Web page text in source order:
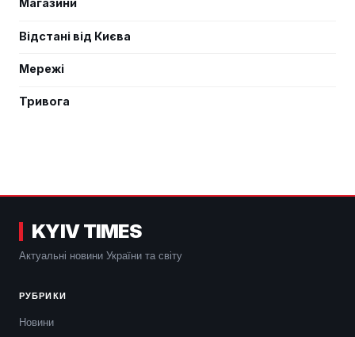
Магазини
Відстані від Києва
Мережі
Тривога
KYIV TIMES
Актуальні новини України та світу
РУБРИКИ
Новини